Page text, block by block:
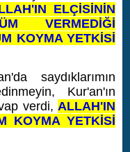
ELÇİSİNİN
VERMEDİĞİ
KOYMA YETKİSİ
saydıklarımın
Kur'an'ın
verdi, ALLAH'IN
KOYMA YETKİSİ